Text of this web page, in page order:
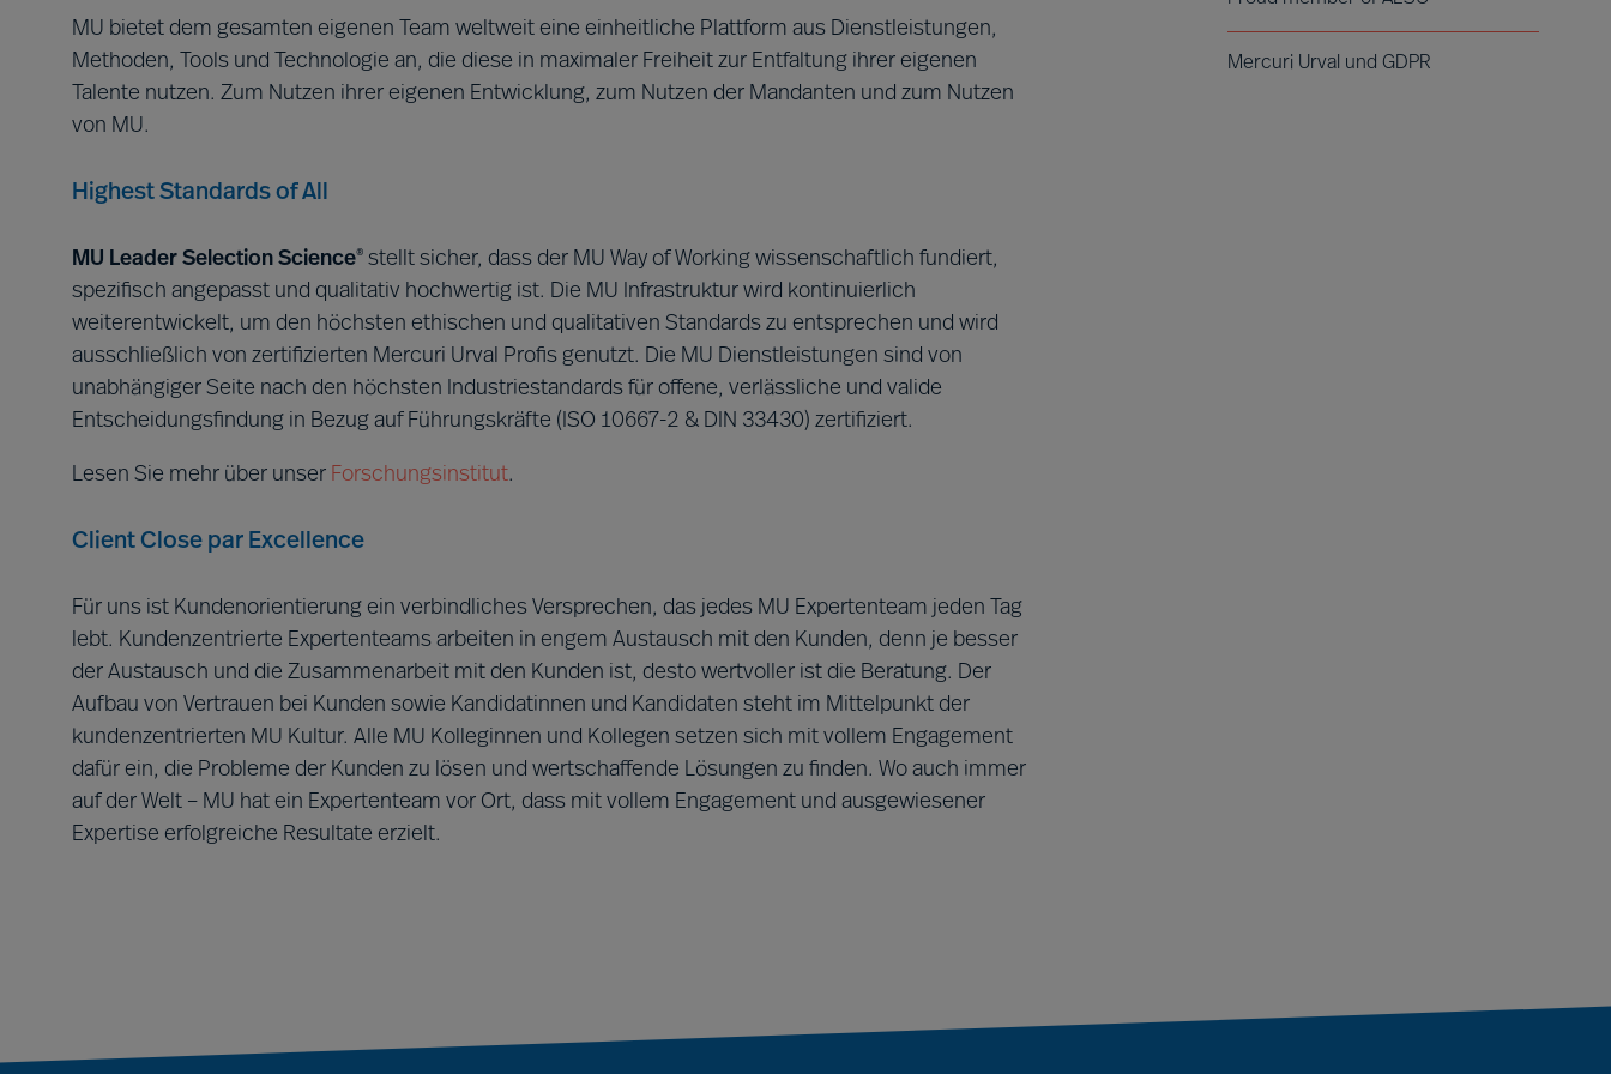
MU bietet dem gesamten eigenen Team weltweit eine einheitliche Plattform aus Dienstleistungen,
Methoden, Tools und Technologie an, die diese in maximaler Freiheit zur Entfaltung ihrer eigenen
Talente nutzen. Zum Nutzen ihrer eigenen Entwicklung, zum Nutzen der Mandanten und zum Nutzen
von MU.
Highest Standa​​​rds of All
MU Leader Selection Science® stellt sicher, dass der MU Way of Working wissenschaftlich fundiert,
spezifisch angepasst und qualitativ hochwertig ist. Die MU Infrastruktur wird kontinuierlich
weiterentwickelt, um den höchsten ethischen und qualitativen Standards zu entsprechen und wird
ausschließlich von zertifizierten Mercuri Urval Profis genutzt. Die MU Dienstleistungen sind von
unabhängiger Seite nach den höchsten Industriestandards für offene, verlässliche und valide
Entscheidungsfindung in Bezug auf Führungskräfte (ISO 10667-2 & DIN 33430) zertifiziert.
Lesen Sie mehr über unser Forschungsinstitut.
Client Close par E​x​​​cellence
Für uns ist Kundenorientierung ein verbindliches Versprechen, das jedes MU Expertenteam jeden Tag
lebt. Kundenzentrierte Expertenteams arbeiten in engem Austausch mit den Kunden, denn je besser
der Austausch und die Zusammenarbeit mit den Kunden ist, desto wertvoller ist die Beratung. Der
Aufbau von Vertrauen bei Kunden sowie Kandidatinnen und Kandidaten steht im Mittelpunkt der
kundenzentrierten MU Kultur. Alle MU Kolleginnen und Kollegen setzen sich mit vollem Engagement
dafür ein, die Probleme der Kunden zu lösen und wertschaffende Lösungen zu finden. Wo auch immer
auf der Welt – MU hat ein Expertenteam vor Ort, dass mit vollem Engagement und ausgewiesener
Expertise erfolgreiche Resultate erzielt.
Mercuri Urval und GDPR